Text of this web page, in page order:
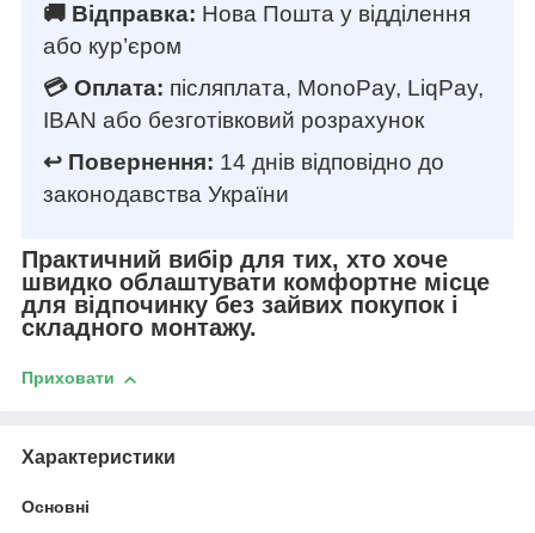
🚚 Відправка: Нова Пошта у відділення
або кур’єром
💳 Оплата: післяплата, MonoPay, LiqPay,
IBAN або безготівковий розрахунок
↩️ Повернення: 14 днів відповідно до
законодавства України
Практичний вибір для тих, хто хоче
швидко облаштувати комфортне місце
для відпочинку без зайвих покупок і
складного монтажу.
Приховати
Характеристики
Основні